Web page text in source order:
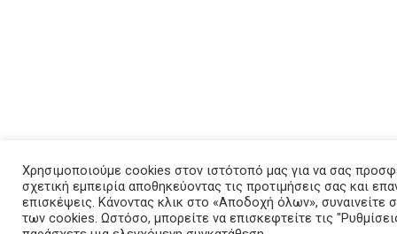
Χρησιμοποιούμε cookies στον ιστότοπό μας για να σας
σχετική εμπειρία αποθηκεύοντας τις προτιμήσεις σας και
επισκέψεις. Κάνοντας κλικ στο «Αποδοχή όλων»,
των cookies. Ωστόσο, μπορείτε να επισκεφτείτε τις